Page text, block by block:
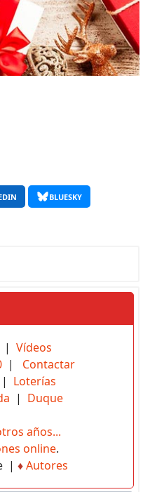
BLUESKY
| Vídeos
| Contactar
| Loterías
| Duque
años...
online.
| ♦Autores